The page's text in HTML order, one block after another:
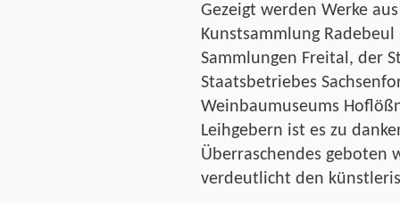
Gezeigt werden Werke
Kunstsammlung
Sammlungen Freital, der
Staatsbetriebes
Weinbaumuseums
Leihgebern ist es zu
Überraschendes geboten
verdeutlicht den